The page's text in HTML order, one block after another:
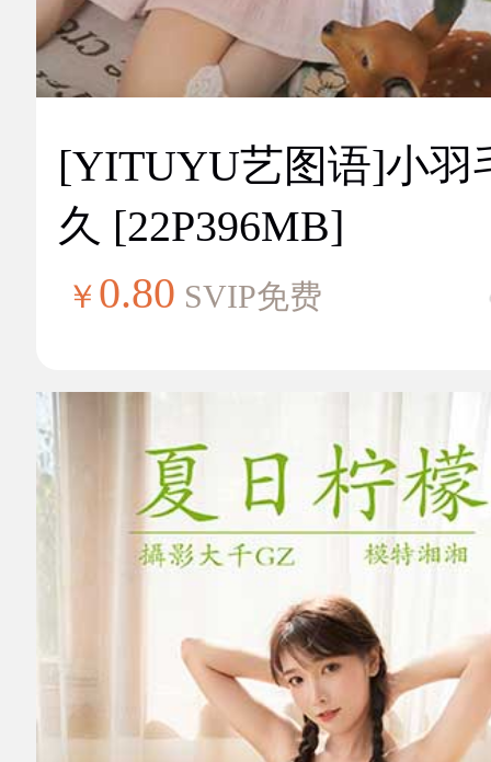
[YITUYU艺图语]小羽
久 [22P396MB]
￥ 0.80 SVIP免费